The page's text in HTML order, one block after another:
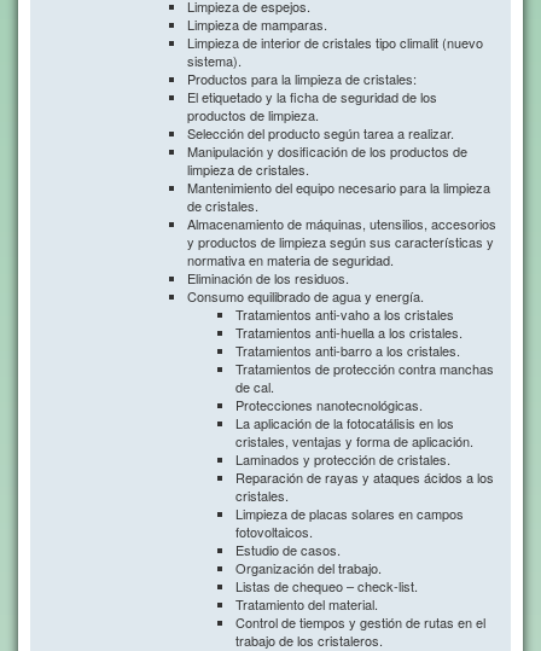
Limpieza de espejos.
Limpieza de mamparas.
Limpieza de interior de cristales tipo climalit (nuevo
sistema).
Productos para la limpieza de cristales:
El etiquetado y la ficha de seguridad de los
productos de limpieza.
Selección del producto según tarea a realizar.
Manipulación y dosificación de los productos de
limpieza de cristales.
Mantenimiento del equipo necesario para la limpieza
de cristales.
Almacenamiento de máquinas, utensilios, accesorios
y productos de limpieza según sus características y
normativa en materia de seguridad.
Eliminación de los residuos.
Consumo equilibrado de agua y energía.
Tratamientos anti-vaho a los cristales
Tratamientos anti-huella a los cristales.
Tratamientos anti-barro a los cristales.
Tratamientos de protección contra manchas
de cal.
Protecciones nanotecnológicas.
La aplicación de la fotocatálisis en los
cristales, ventajas y forma de aplicación.
Laminados y protección de cristales.
Reparación de rayas y ataques ácidos a los
cristales.
Limpieza de placas solares en campos
fotovoltaicos.
Estudio de casos.
Organización del trabajo.
Listas de chequeo – check-list.
Tratamiento del material.
Control de tiempos y gestión de rutas en el
trabajo de los cristaleros.